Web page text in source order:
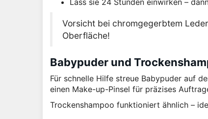
Lass sie 24 Stunden einwirken –
Vorsicht bei chromgegerbtem
Oberfläche!
Babypuder und
Für schnelle Hilfe streue Babypuder auf
einen Make-up-Pinsel für präzises
Trockenshampoo funktioniert ähnlich –